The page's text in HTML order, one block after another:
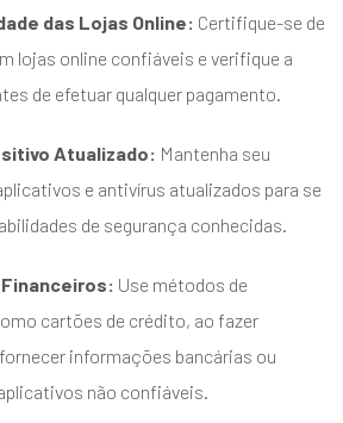
das Lojas Online: Certifique-se de
lojas online confiáveis e verifique a
de efetuar qualquer pagamento.
Atualizado: Mantenha seu
e antivírus atualizados para se
de segurança conhecidas.
Use métodos de
cartões de crédito, ao fazer
informações bancárias ou
não confiáveis.